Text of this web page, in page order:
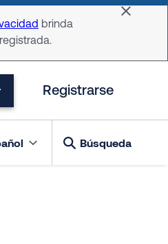
brinda
Dismiss
Registrarse
Búsqueda